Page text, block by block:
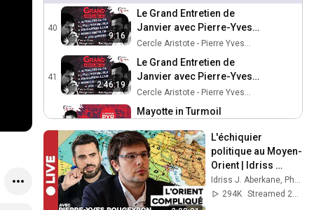
2023
40
9:16
Le Grand Entretien de
Janvier avec Pierre-Yves
Rougeyron et Davy
Cercle Aristote - Pierre Yves Rougeyron
41
2:46:19
Le Grand Entretien de
Janvier avec Pierre-Yves
Rougeyron et Davy
Cercle Aristote - Pierre Yves Rougeyron
10:02
Mayotte in Turmoil
43
Numérique: le bon, la brute
et l'effrayant
Big interview: Life 2.0, the
L'échiquier
politique au Moyen-
Orient | Idriss
Aberkane reçoit
Pierre-Yves
Idriss J. Aberkane, Ph.D x3
294K
Streamed 2y ago